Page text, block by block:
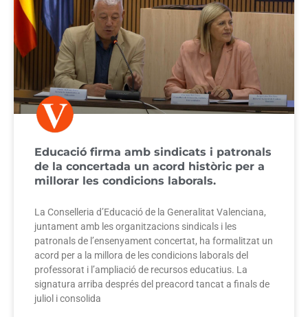
Educació firma amb sindicats i patronals
de la concertada un acord històric per a
millorar les condicions laborals.
La Conselleria d’Educació de la Generalitat Valenciana,
juntament amb les organitzacions sindicals i les
patronals de l’ensenyament concertat, ha formalitzat un
acord per a la millora de les condicions laborals del
professorat i l’ampliació de recursos educatius. La
signatura arriba després del preacord tancat a finals de
juliol i consolida